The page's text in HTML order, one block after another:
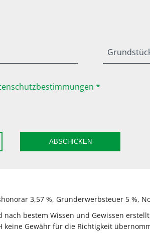
*
ABSCHICKEN
3,57 %, Grunderwerbsteuer 5 %,
nach bestem Wissen und Gewissen
keine Gewähr für die Richtigkeit